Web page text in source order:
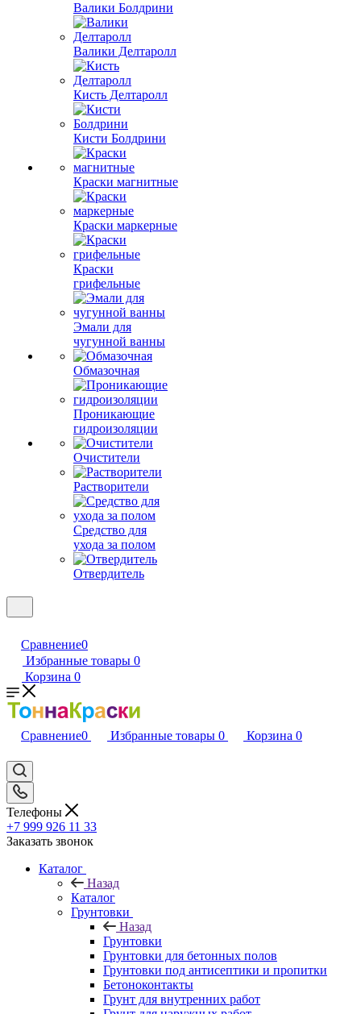
Валики Болдрини
Валики Делтаролл
Кисть Делтаролл
Кисти Болдрини
Краски магнитные
Краски маркерные
Краски
грифельные
Эмали для
чугунной ванны
Обмазочная
Проникающие
гидроизоляции
Очистители
Растворители
Средство для
ухода за полом
Отвердитель
Сравнение0
Избранные товары 0
Корзина 0
Сравнение0 Избранные товары 0 Корзина 0
Телефоны
+7 999 926 11 33
Заказать звонок
Каталог
Назад
Каталог
Грунтовки
Назад
Грунтовки
Грунтовки для бетонных полов
Грунтовки под антисептики и пропитки
Бетоноконтакты
Грунт для внутренних работ